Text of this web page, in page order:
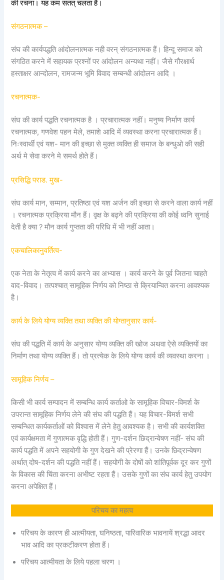
की रचना। यह कम सतत् चलता हैं।
संगठनात्मक –
संघ की कार्यपद्धति आंदोलनात्मक नही वरन् संगठनात्मक हैं। हिन्दू समाज को
संगठित करने में सहायक प्रश्नों पर आंदोलन अन्यथा नहीं। जैसे गौरक्षार्थ
हस्ताक्षर आन्दोलन, रामजन्म भूमि विवाद सम्बन्धी आंदोलन आदि ।
रचनात्मक-
संघ की कार्य पद्धति रचनात्मक है । प्रचारात्मक नहीं। मनुष्य निर्माण कार्य
रचनात्मक, गणवेश पहन मेले, तमाशे आदि में व्यवस्था करना प्रचारात्मक हैं।
निःस्वार्थी एवं यश- मान की इच्छा से मुक्त व्यक्ति ही समाज के बन्धुओ की सही
अर्थ मे सेवा करने मे समर्थ होते हैं।
प्रसिद्धि पराड. मुख-
संघ कार्य मान, सम्मान, प्रतिष्ठा एवं यश अर्जन की इच्छा से करने वाला कार्य नहीं
। रचनात्मक प्रक्रिया मौन हैं। वृक्ष के बढ़ने की प्रक्रिया की कोई ध्वनि सुनाई
देती है क्या ? मौन कार्य गुप्तता की परिधि में भी नहीं आता।
एकचालिकानुवर्तित्व-
एक नेता के नेतृत्व में कार्य करने का अभ्यास । कार्य करने के पूर्व जितना चाहते
वाद-विवाद। तत्पश्चात् सामूहिक निर्णय को निष्ठा से क्रियान्वित करना आवश्यक
है।
कार्य के लिये योग्य व्यक्ति तथा व्यक्ति की योग्तानुसार कार्य-
संघ की पद्धति में कार्य के अनुसार योग्य व्यक्ति की खोज अथवा ऐसे व्यक्तियों का
निर्माण तथा योग्य व्यक्ति हैं। तो प्रत्येक के लिये योग्य कार्य की व्यवस्था करना ।
सामूहिक निर्णय –
किसी भी कार्य सम्पादन में सम्बन्धि कार्य कर्ताओ के सामूहिक विचार-विमर्श के
उपरान्त सामूहिक निर्णय लेने की संघ की पद्धति हैं। यह विचार-विमर्श सभी
सम्बन्धित कार्यकर्ताओं को विश्वास में लेने हेतु आवश्यक है। सभी की कार्यशक्ति
एवं कार्यक्षमता में गुणात्मक वृद्धि होती हैं। गुण-दर्शन छिद्रान्वेषण नहीं- संघ की
कार्य पद्धति में अपने सहयोगी के गुण देखने की प्रेरणा हैं। उनके छिद्रान्वेषण
अर्थात् दोष-दर्शन की पद्धति नहीं हैं। सहयोगी के दोषों को शांतिपूर्वक दूर कर गुणों
के विकास की चिंता करना अभीष्ट रहता हैं। उसके गुणों का संघ कार्य हेतु उपयोग
करना अपेक्षित हैं।
परिचय का महत्व
परिचय के कारण ही आत्मीयता, घनिष्ठता, पारिवारिक भावनायें श्रद्धा आदर
भाव आदि का प्रकटीकरण होता हैं।
परिचय आत्मीयता के लिये पहला चरण ।